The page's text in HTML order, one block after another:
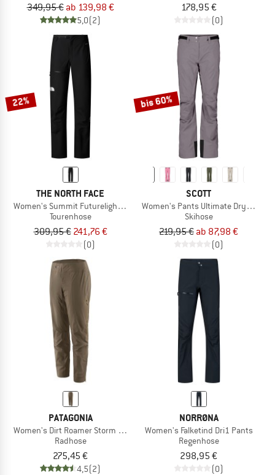
349,95 € ab 139,98 €
5,0(2)
178,95 €
(0)
22%
THE NORTH FACE
Women's Summit Futurelight Torre Egger Lt Pant
Tourenhose
309,95 € 241,76 €
(0)
bis 60%
SCOTT
Women's Pants Ultimate Dryo 10
Skihose
219,95 € ab 87,98 €
(0)
PATAGONIA
Women's Dirt Roamer Storm Pants
Radhose
275,45 €
4,5(2)
NORRØNA
Women's Falketind Dri1 Pants
Regenhose
298,95 €
(0)